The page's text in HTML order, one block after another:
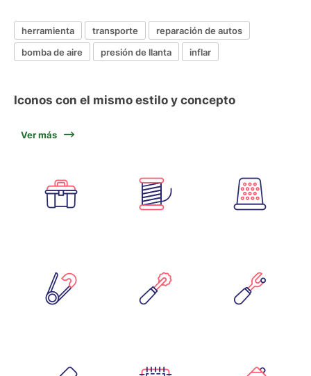
herramienta transporte
reparación de autos
bomba de aire
presión de llanta inflar
Iconos con el mismo estilo y concepto
Ver más